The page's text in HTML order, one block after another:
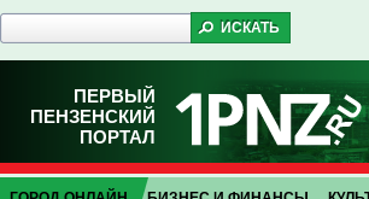
ПЕРВЫЙ
ПЕНЗЕНСКИЙ
ПОРТАЛ